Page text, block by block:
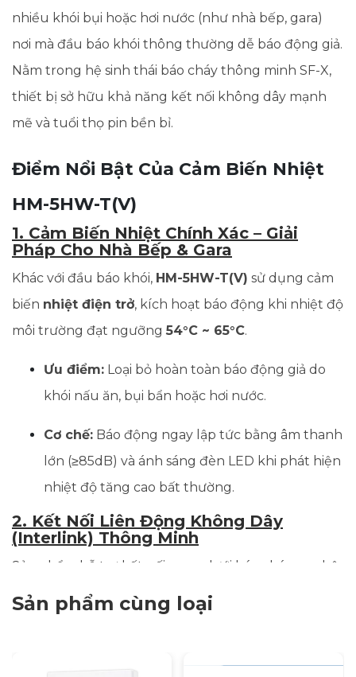
nhiều khói bụi hoặc hơi nước (như nhà bếp, gara)
nơi mà đầu báo khói thông thường dễ báo động giả.
Nằm trong hệ sinh thái báo cháy thông minh SF-X,
thiết bị sở hữu khả năng kết nối không dây mạnh
mẽ và tuổi thọ pin bền bỉ.
Điểm Nổi Bật Của Cảm Biến Nhiệt
HM-5HW-T(V)
1. Cảm Biến Nhiệt Chính Xác – Giải
Pháp Cho Nhà Bếp & Gara
Khác với đầu báo khói, HM-5HW-T(V) sử dụng cảm
biến nhiệt điện trở, kích hoạt báo động khi nhiệt độ
môi trường đạt ngưỡng 54°C ~ 65°C.
Ưu điểm: Loại bỏ hoàn toàn báo động giả do
khói nấu ăn, bụi bẩn hoặc hơi nước.
Cơ chế: Báo động ngay lập tức bằng âm thanh
lớn (≥85dB) và ánh sáng đèn LED khi phát hiện
nhiệt độ tăng cao bất thường.
2. Kết Nối Liên Động Không Dây
(Interlink) Thông Minh
Sản phẩm hỗ trợ kết nối mạng lưới báo cháy cục bộ
thông qua sóng RF với phạm vi lên tới
vực mở).
Sản phẩm cùng loại